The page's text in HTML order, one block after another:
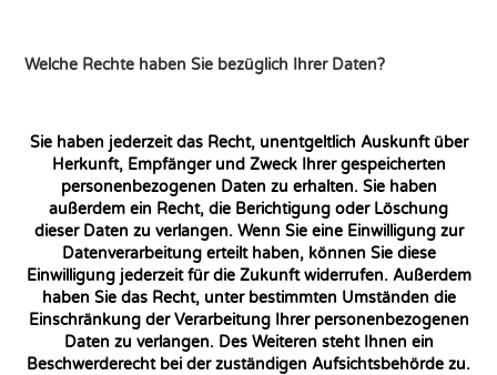
Welche Rechte haben Sie bezüglich Ihrer Daten?
Sie haben jederzeit das Recht, unentgeltlich Auskunft über
Herkunft, Empfänger und Zweck Ihrer gespeicherten
personenbezogenen Daten zu erhalten. Sie haben
außerdem ein Recht, die Berichtigung oder Löschung
dieser Daten zu verlangen. Wenn Sie eine Einwilligung zur
Datenverarbeitung erteilt haben, können Sie diese
Einwilligung jederzeit für die Zukunft widerrufen. Außerdem
haben Sie das Recht, unter bestimmten Umständen die
Einschränkung der Verarbeitung Ihrer personenbezogenen
Daten zu verlangen. Des Weiteren steht Ihnen ein
Beschwerderecht bei der zuständigen Aufsichtsbehörde zu.